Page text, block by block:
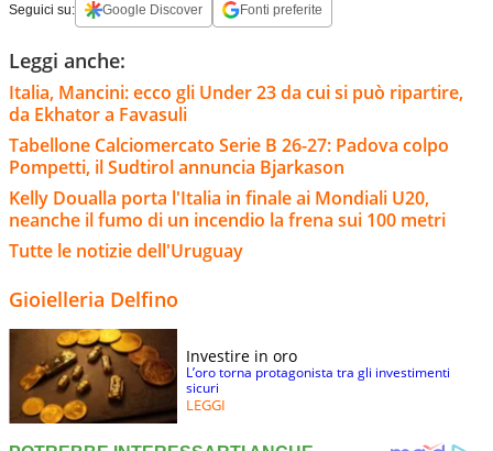
Seguici su: Google Discover Fonti preferite
Leggi anche:
Italia, Mancini: ecco gli Under 23 da cui si può ripartire,
da Ekhator a Favasuli
Tabellone Calciomercato Serie B 26-27: Padova colpo
Pompetti, il Sudtirol annuncia Bjarkason
Kelly Doualla porta l'Italia in finale ai Mondiali U20,
neanche il fumo di un incendio la frena sui 100 metri
Tutte le notizie dell'Uruguay
Gioielleria Delfino
Investire in oro
L’oro torna protagonista tra gli investimenti
sicuri
LEGGI